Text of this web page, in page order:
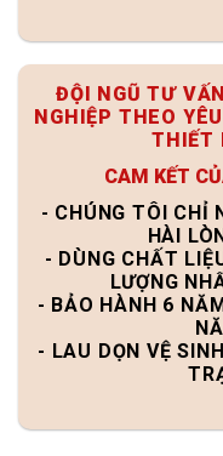
ĐỘI NGŨ TƯ
NGHIỆP THEO
THIẾT
CAM KẾT
- CHÚNG TÔI CHỈ
HÀI
- DÙNG CHẤT
LƯỢNG
- BẢO HÀNH 6
- LAU DỌN VỆ